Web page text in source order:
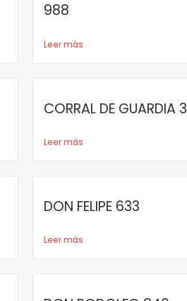
988
Leer más
CORRAL DE GUARDIA 3
Leer más
DON FELIPE 633
Leer más